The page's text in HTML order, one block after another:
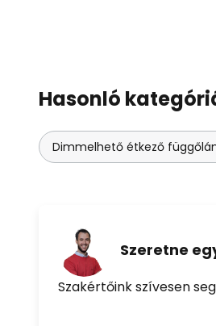
Hasonló
Dimmelhető étkező
Szeretne
Szakértőink szívesen